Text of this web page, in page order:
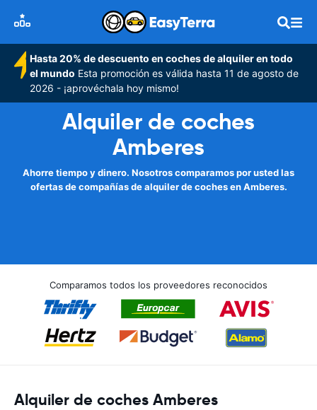
Hasta 20% de descuento en coches de alquiler en todo
el mundo Esta promoción es válida hasta 11 de agosto de
2026 - ¡aprovéchala hoy mismo!
Alquiler de coches
Amberes
Ahorre tiempo y dinero. Nosotros comparamos por usted las
ofertas de compañías de alquiler de coches en Amberes.
Comparamos todos los proveedores reconocidos
Alquiler de coches Amberes